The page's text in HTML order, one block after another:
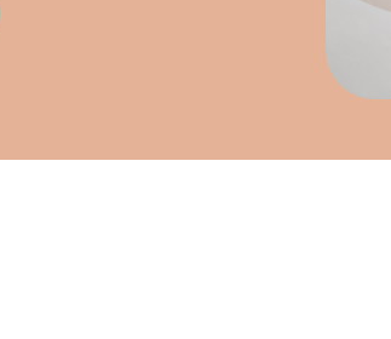
neem je contact op?